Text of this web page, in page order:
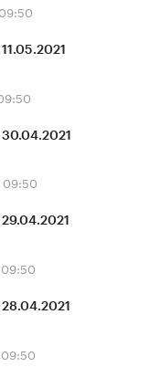
09:50
09:50
09:50